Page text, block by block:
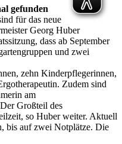
gefunden
für das neue
Georg Huber
dass ab September
und zwei
zehn Kinderpflegerinnen,
Zudem sind
am
Großteil des
so Huber weiter. Aktuell
bis auf zwei Notplätze. Die